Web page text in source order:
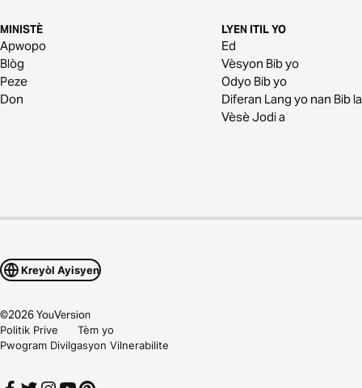
MINISTÈ
Apwopo
Blòg
Peze
Don
LYEN ITIL YO
Ed
Vèsyon Bib yo
Odyo Bib yo
Diferan Lang yo nan Bib la
Vèsè Jodi a
Kreyòl Ayisyen
©2026YouVersion
Politik Prive
Tèm yo
Pwogram Divilgasyon Vilnerabilite